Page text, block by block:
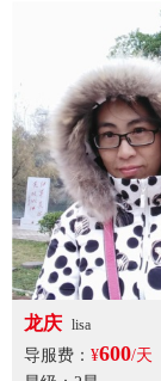
龙庆 lisa
导服费： ¥600/天